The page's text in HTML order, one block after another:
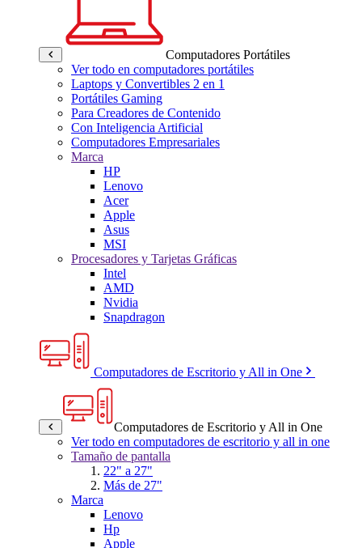
Computadores Portátiles
Ver todo en computadores portátiles
Laptops y Convertibles 2 en 1
Portátiles Gaming
Para Creadores de Contenido
Con Inteligencia Artificial
Computadores Empresariales
Marca
HP
Lenovo
Acer
Apple
Asus
MSI
Procesadores y Tarjetas Gráficas
Intel
AMD
Nvidia
Snapdragon
Computadores de Escritorio y All in One
Computadores de Escritorio y All in One
Ver todo en computadores de escritorio y all in one
Tamaño de pantalla
22" a 27"
Más de 27"
Marca
Lenovo
Hp
Apple